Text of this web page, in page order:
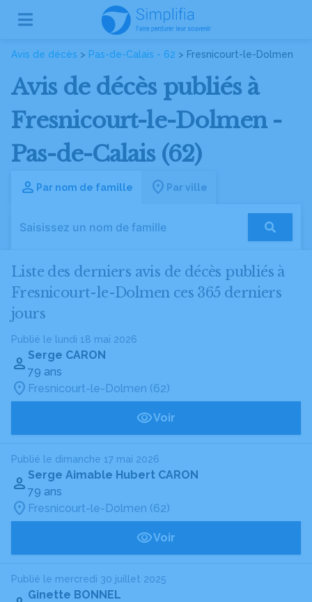
Avis de décès > Pas-de-Calais - 62 > Fresnicourt-le-Dolmen
Avis de décès publiés à
Fresnicourt-le-Dolmen -
Pas-de-Calais (62)
Par nom de famille Par ville
Liste des derniers avis de décès publiés à
Fresnicourt-le-Dolmen ces 365 derniers
jours
Publié le lundi 18 mai 2026
Serge CARON
79 ans
Fresnicourt-le-Dolmen (62)
Voir
Publié le dimanche 17 mai 2026
Serge Aimable Hubert CARON
79 ans
Fresnicourt-le-Dolmen (62)
Voir
Publié le mercredi 30 juillet 2025
Ginette BONNEL